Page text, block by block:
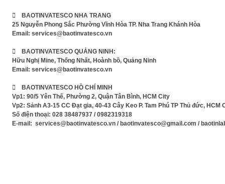
 BAOTINVATESCO NHA TRANG
25 Nguyễn Phong Sắc Phường Vĩnh Hòa TP. Nha Trang Khánh Hòa
Email: services@baotinvatesco.vn
 BAOTINVATESCO QUẢNG NINH:
Hữu Nghị Mine, Thống Nhất, Hoành bồ, Quảng Ninh
Email: services@baotinvatesco.vn
 BAOTINVATESCO HỒ CHÍ MINH
Vp1: 90/5 Yên Thế, Phường 2, Quận Tân Bình, HCM City
Vp2: Sảnh A3-15 CC Đạt gia, 40-43 Cây Keo P. Tam Phú TP Thủ đức, HCM
Số điện thoại: 028 38487937 / 0982319318
E-mail: services@baotinvatesco.vn / baotinvatesco@gmail.com /